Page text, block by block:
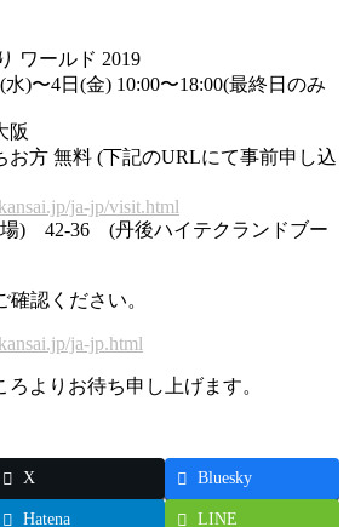
ワールド 2019
)〜4日(金) 10:00〜18:00(最終日のみ
阪
方 無料 (下記のURLにて事前申し込
ja-jp/visit.html
) 42-36 (丹後ハイテクランドブー
認ください。
ja-jp.html
よりお待ち申し上げます。
X
Bluesky
Hatena
LINE